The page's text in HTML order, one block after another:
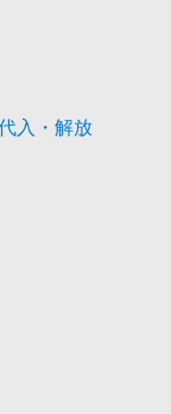
入・解放